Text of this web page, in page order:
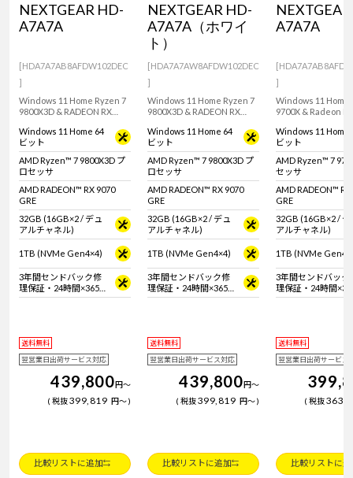
NEXTGEAR HD-
A7A7A
[HDA7A7AB8AFDW102DEC
]
Windows 11 Home Ryzen 7
9800X3D & RADEON RX
タワー型ゲーミングデスク
トップPC！『Minecraft:
Java & Bedrock Edition for
PC』付属。※モニタ・マウ
ス・キーボードは別売りで
す。
Windows 11 Home 64
ビット
AMD Ryzen™ 7 9800X3D プ
ロセッサ
AMD RADEON™ RX 9070
GRE
32GB (16GB×2 / デュ
アルチャネル)
1TB (NVMe Gen4×4)
3年間センドバック修
理保証・24時間×365
日電話サポート
送料無料
翌営業日出荷サービス対応
439,800円～
税抜399,819 円～
比較リストに追加
NEXTGEAR HD-
A7A7A（ホワイ
ト）
[HDA7A7AW8AFDW102DEC
]
Windows 11 Home Ryzen 7
9800X3D & RADEON RX
ホワイトカラーのゲーミン
グデスクトップPC！
『Minecraft: Java &
Bedrock Edition for PC』付
属。
Windows 11 Home 64
ビット
AMD Ryzen™ 7 9800X3D プ
ロセッサ
AMD RADEON™ RX 9070
GRE
32GB (16GB×2 / デュ
アルチャネル)
1TB (NVMe Gen4×4)
3年間センドバック修
理保証・24時間×365
日電話サポート
送料無料
翌営業日出荷サービス対応
439,800円～
税抜399,819 円～
比較リストに追加
A7A7A
]
Windows 11 Home
9700X & Radeon
ムプレイにおすす
タワー型デスクト
『Minecraft: Java
Bedrock Edition
属。
Windows 11 Home
ビット
AMD Ryzen™ 7
セッサ
AMD RADEON™ RX
GRE
32GB (16GB×2 / デ
アルチャネル)
1TB (NVMe
3年間センドバック
理保証・24時間
日電話サポート
送料無料
翌営業日出荷サービス
税抜
比較リストに追